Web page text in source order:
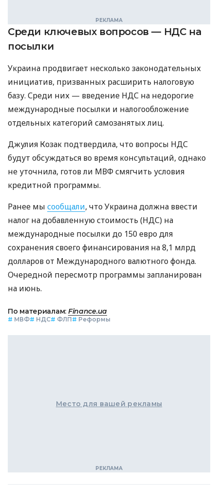
Среди ключевых вопросов — НДС на
посылки
Украина продвигает несколько законодательных
инициатив, призванных расширить налоговую
базу. Среди них — введение НДС на недорогие
международные посылки и налогообложение
отдельных категорий самозанятых лиц.
Джулия Козак подтвердила, что вопросы НДС
будут обсуждаться во время консультаций, однако
не уточнила, готов ли МВФ смягчить условия
кредитной программы.
Ранее мы сообщали, что Украина должна ввести
налог на добавленную стоимость (НДС) на
международные посылки до 150 евро для
сохранения своего финансирования на 8,1 млрд
долларов от Международного валютного фонда.
Очередной пересмотр программы запланирован
на июнь.
По материалам: Finance.ua
# МВФ# НДС# ФЛП# Реформы
Место для вашей рекламы